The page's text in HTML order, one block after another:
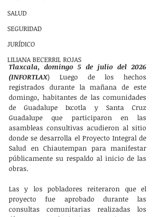
SALUD
SEGURIDAD
JURÍDICO
LILIANA BECERRIL ROJAS
Tlaxcala, domingo 5 de julio del 2026
(INFORTLAX) Luego de los hechos
registrados durante la mañana de este
domingo, habitantes de las comunidades
de Guadalupe Ixcotla y Santa Cruz
Guadalupe que participaron en las
asambleas consultivas acudieron al sitio
donde se desarrolla el Proyecto Integral de
Salud en Chiautempan para manifestar
públicamente su respaldo al inicio de las
obras.
Las y los pobladores reiteraron que el
proyecto fue aprobado durante las
consultas comunitarias realizadas los